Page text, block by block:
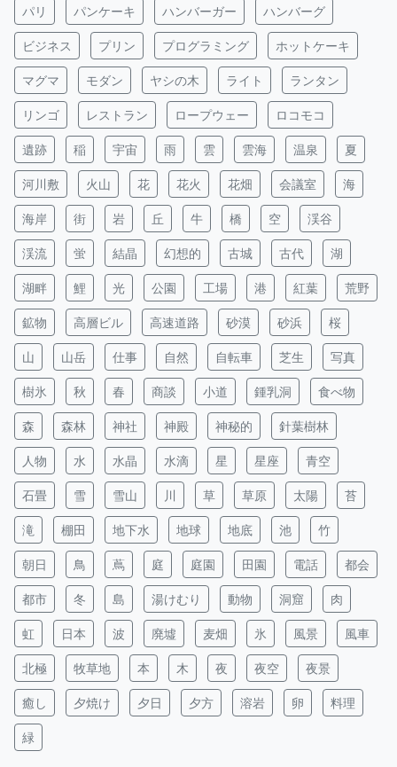
パリ パンケーキ ハンバーガー ハンバーグ
ビジネス プリン プログラミング ホットケーキ
マグマ モダン ヤシの木 ライト ランタン
リンゴ レストラン ロープウェー ロコモコ
遺跡 稲 宇宙 雨 雲 雲海 温泉 夏
河川敷 火山 花 花火 花畑 会議室 海
海岸 街 岩 丘 牛 橋 空 渓谷
渓流 蛍 結晶 幻想的 古城 古代 湖
湖畔 鯉 光 公園 工場 港 紅葉 荒野
鉱物 高層ビル 高速道路 砂漠 砂浜 桜
山 山岳 仕事 自然 自転車 芝生 写真
樹氷 秋 春 商談 小道 鍾乳洞 食べ物
森 森林 神社 神殿 神秘的 針葉樹林
人物 水 水晶 水滴 星 星座 青空
石畳 雪 雪山 川 草 草原 太陽 苔
滝 棚田 地下水 地球 地底 池 竹
朝日 鳥 蔦 庭 庭園 田園 電話 都会
都市 冬 島 湯けむり 動物 洞窟 肉
虹 日本 波 廃墟 麦畑 氷 風景 風車
北極 牧草地 本 木 夜 夜空 夜景
癒し 夕焼け 夕日 夕方 溶岩 卵 料理
緑